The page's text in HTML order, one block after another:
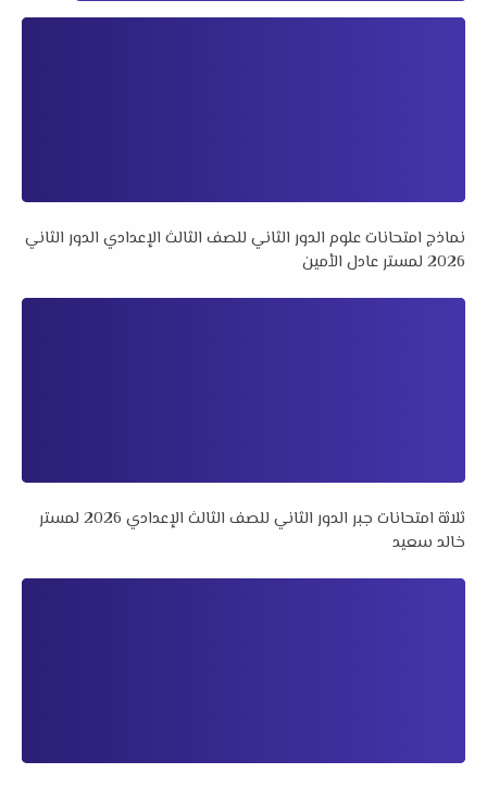
نماذج امتحانات علوم الدور الثاني للصف الثالث الإعدادي الدور الثاني
2026 لمستر عادل الأمين
ثلاثة امتحانات جبر الدور الثاني للصف الثالث الإعدادي 2026 لمستر
خالد سعيد